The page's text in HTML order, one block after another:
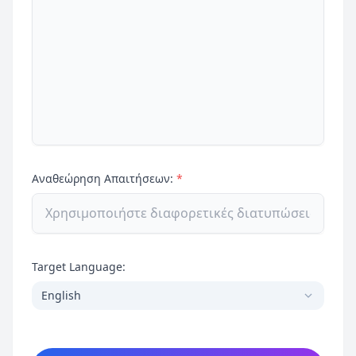
Αναθεώρηση Απαιτήσεων: *
Target Language:
English